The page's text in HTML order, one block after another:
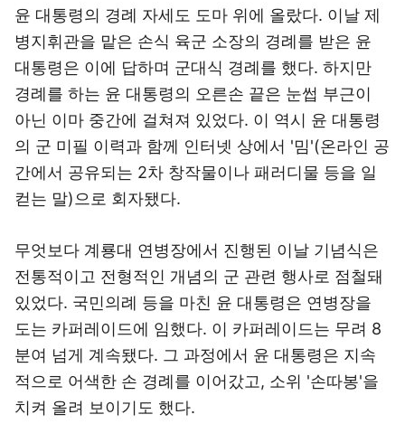
윤 대통령의 경례 자세도 도마 위에 올랐다. 이날 제
병지휘관을 맡은 손식 육군 소장의 경례를 받은 윤
대통령은 이에 답하며 군대식 경례를 했다. 하지만
경례를 하는 윤 대통령의 오른손 끝은 눈썹 부근이
아닌 이마 중간에 걸쳐져 있었다. 이 역시 윤 대통령
의 군 미필 이력과 함께 인터넷 상에서 '밈'(온라인 공
간에서 공유되는 2차 창작물이나 패러디물 등을 일
컫는 말)으로 회자됐다.
무엇보다 계룡대 연병장에서 진행된 이날 기념식은
전통적이고 전형적인 개념의 군 관련 행사로 점철돼
있었다. 국민의례 등을 마친 윤 대통령은 연병장을
도는 카퍼레이드에 임했다. 이 카퍼레이드는 무려 8
분여 넘게 계속됐다. 그 과정에서 윤 대통령은 지속
적으로 어색한 손 경례를 이어갔고, 소위 '손따봉'을
치켜 올려 보이기도 했다.